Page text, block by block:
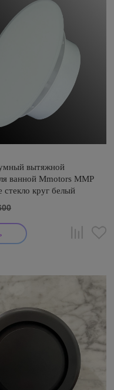
вытяжной
ванной Mmotors ММР
стекло круг белый